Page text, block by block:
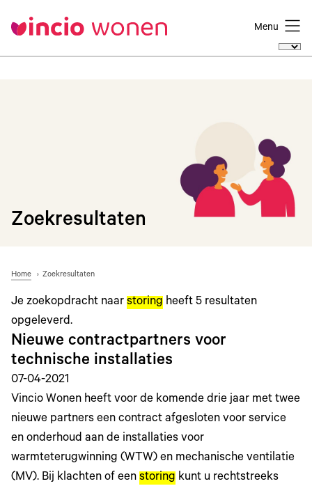
Menu
Zoekresultaten
Home Zoekresultaten
Je zoekopdracht naar storing heeft 5 resultaten
opgeleverd.
Nieuwe contractpartners voor
technische installaties
07-04-2021
Vincio Wonen heeft voor de komende drie jaar met twee
nieuwe partners een contract afgesloten voor service
en onderhoud aan de installaties voor
warmteterugwinning (WTW) en mechanische ventilatie
(MV). Bij klachten of een storing kunt u rechtstreeks